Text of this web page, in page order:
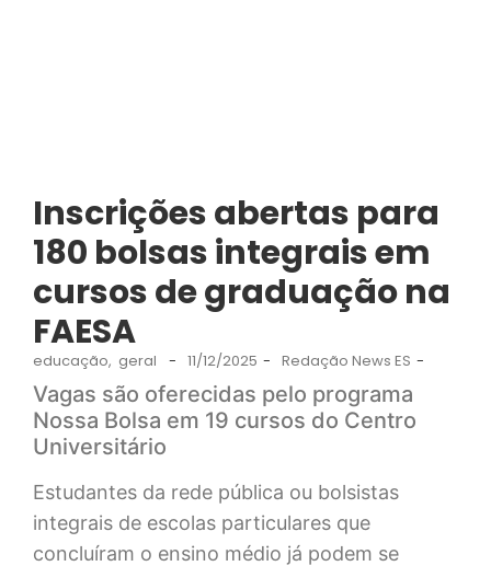
Inscrições abertas para
180 bolsas integrais em
cursos de graduação na
FAESA
educação, geral - 11/12/2025 - Redação News ES -
Vagas são oferecidas pelo programa
Nossa Bolsa em 19 cursos do Centro
Universitário
Estudantes da rede pública ou bolsistas
integrais de escolas particulares que
concluíram o ensino médio já podem se